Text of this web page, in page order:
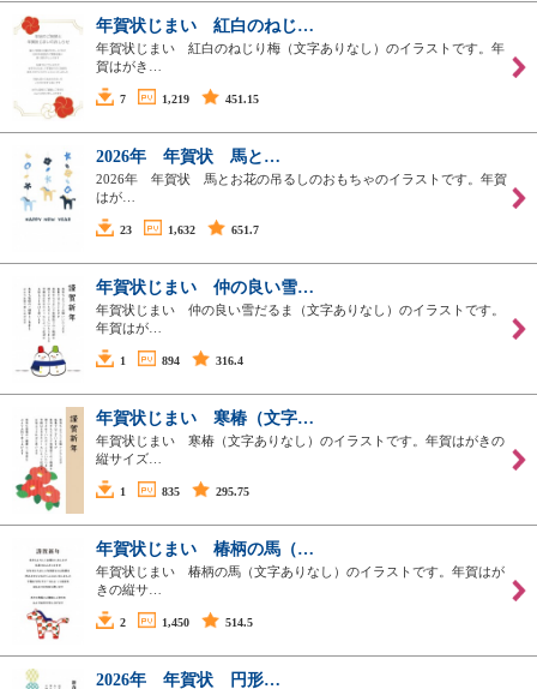
年賀状じまい 紅白のねじ…
年賀状じまい 紅白のねじり梅（文字ありなし）のイラストです。年
賀はがき…
7 1,219 451.15
2026年 年賀状 馬と…
2026年 年賀状 馬とお花の吊るしのおもちゃのイラストです。年賀
はが…
23 1,632 651.7
年賀状じまい 仲の良い雪…
年賀状じまい 仲の良い雪だるま（文字ありなし）のイラストです。
年賀はが…
1 894 316.4
年賀状じまい 寒椿（文字…
年賀状じまい 寒椿（文字ありなし）のイラストです。年賀はがきの
縦サイズ…
1 835 295.75
年賀状じまい 椿柄の馬（…
年賀状じまい 椿柄の馬（文字ありなし）のイラストです。年賀はが
きの縦サ…
2 1,450 514.5
2026年 年賀状 円形…